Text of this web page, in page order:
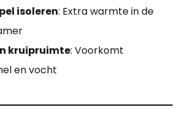
isoleren: Extra warmte in de
kruipruimte: Voorkomt
en vocht